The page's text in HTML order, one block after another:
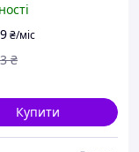
для камери
BZN
₴/міс
₴
Купити